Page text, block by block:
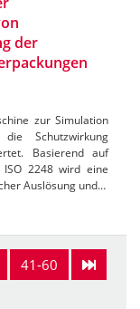
der
zur Simulation
Schutzwirkung
Basierend auf
2248 wird eine
Auslösung und…
41-60